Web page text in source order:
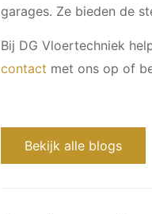
garages. Ze bieden de
Bij DG Vloertechniek
contact met ons op of
Bekijk alle blogs